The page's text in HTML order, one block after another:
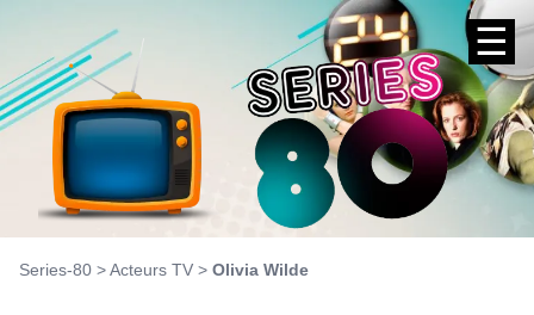
☰
Series-80 >Acteurs TV > Olivia Wilde